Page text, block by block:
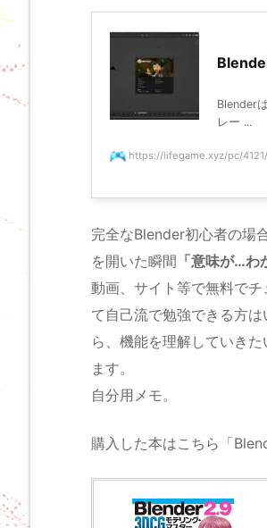
Blender
レー ...
https://lifegame.xyz/pc/4121/
完全なBlender初心者の場
を開いた瞬間 「意味が…わ
動画、サイト等で無料で
て自己流で勉強できる方
ら、機能を理解していき
ます。
自分用メモ。
購入した本はこちら「